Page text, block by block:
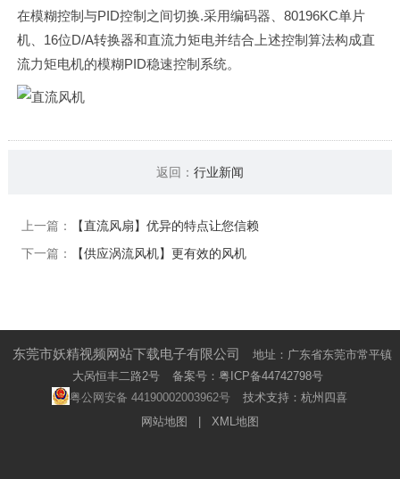
在模糊控制与PID控制之间切换.采用编码器、80196KC单片
机、16位D/A转换器和直流力矩电并结合上述控制算法构成直
流力矩电机的模糊PID稳速控制系统。
返回： 行业新闻
上一篇：
【直流风扇】优异的特点让您信赖
下一篇：
【供应涡流风机】更有效的风机
东莞市妖精视频网站下载电子有限公司
地址：广东省东莞市常平镇
大呙恒丰二路2号
备案号： 粤ICP备44742798号
粤公网安备 44190002003962号
技术支持：杭州四喜
网站地图
XML地图